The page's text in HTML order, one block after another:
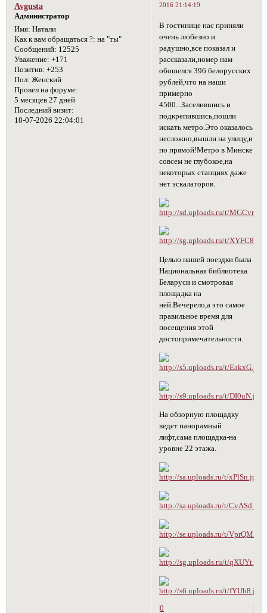
2016 21:14:19
Avgusta
Администратор
Имя: Натали
Как к вам обращаться ?: на "ты"
Сообщений: 12525
Уважение: +171
Позитив: +253
Пол: Женский
Провел на форуме:
5 месяцев 27 дней
Последний визит:
18-07-2026 22:04:01
В гостинице нас приняли
очень любезно и
радушно,все показал и
рассказали,номер нам
обошелся 396 белорусских
рублей,что на наши
примерно
4500...Заселившись и
подкрепившись,пошли
искать метро.Это оказалось
несложно,вышли на улицу,и
по прямой!Метро в Минске
совсем не глубокое,на
некоторых станциях даже
нет эскалаторов.
Целью нашей поездки была
Национальная библиотека
Беларуси и смотровая
площадка на
ней.Вечерело,а это самое
правильное время для
посещения этой
достопримечательности.
На обзорную площадку
ведет панорамный
лифт,сама площадка-на
уровне 22 этажа.
0